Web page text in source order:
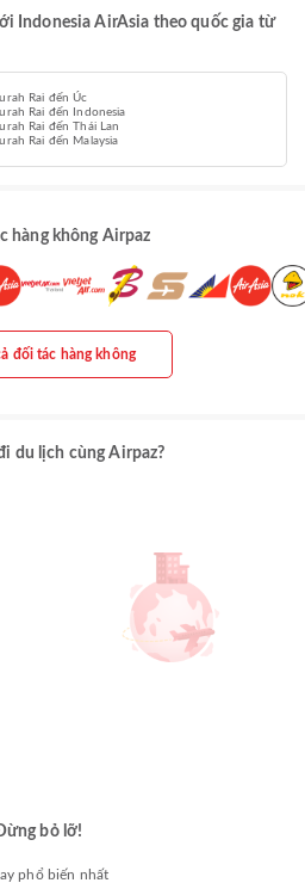
Indonesia AirAsia theo quốc gia từ
Rai đến Úc
Rai đến Indonesia
Rai đến Thái Lan
Rai đến Malaysia
hàng không Airpaz
đối tác hàng không
đi du lịch cùng Airpaz?
bỏ lỡ!
phổ biến nhất